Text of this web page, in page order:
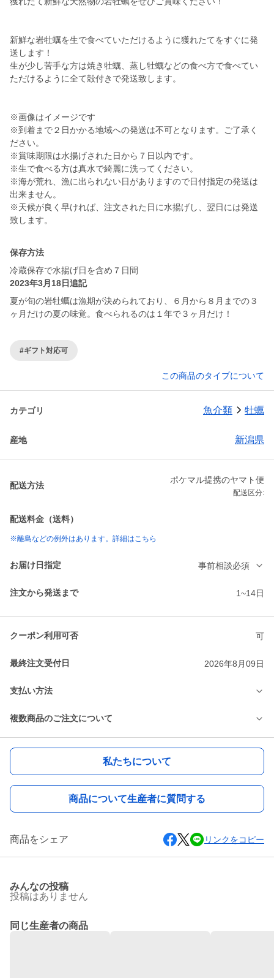
新鮮な岩牡蠣を生で食べていただけるように獲れたてをすぐに発
送します！
生が少し苦手な方は焼き牡蠣、蒸し牡蠣などの食べ方で食べてい
ただけるように全て殻付きで発送致します。
※画像はイメージです
※到着まで２日かかる地域への発送は不可となります。ご了承く
ださい。
※賞味期限は水揚げされた日から７日以内です。
※生で食べる方は真水で綺麗に洗ってください。
※海が荒れ、漁に出られない日がありますので日付指定の発送は
出来ません。
※天候が良く早ければ、注文された日に水揚げし、翌日には発送
致します。
保存方法
冷蔵保存で水揚げ日を含め７日間
2023年3月18日追記
夏が旬の岩牡蠣は漁期が決められており、６月から８月までの３
ヶ月だけの夏の味覚。食べられるのは１年で３ヶ月だけ！
#ギフト対応可
この商品のタイプについて
カテゴリ 魚介類 牡蠣
産地 新潟県
配送方法
ポケマル提携のヤマト便
配送区分:
配送料金（送料）
※離島などの例外はあります。詳細はこちら
お届け日指定 事前相談必須
注文から発送まで 1~14日
クーポン利用可否 可
最終注文受付日 2026年8月09日
支払い方法
複数商品のご注文について
私たちについて
商品について生産者に質問する
商品をシェア リンクをコピー
みんなの投稿
投稿はありません
同じ生産者の商品